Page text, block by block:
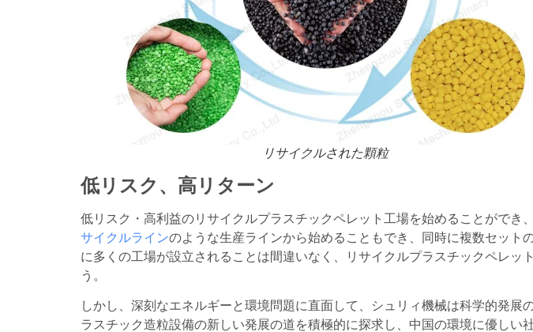
リサイクルされた顆粒
低リスク、高リターン
低リスク・高利益のリサイクルプラスチックペレット工場を始めることができ
サイクルラインのような生産ラインから始めることもでき、同時に複数セッ
に多くの工場が設立されることは間違いなく、リサイクルプラスチックペレ
う。
しかし、深刻なエネルギーと環境問題に直面して、シュリィ機械は科学的発
ラスチック造粒設備の新しい発展の道を積極的に探求し、中国の環境に優し